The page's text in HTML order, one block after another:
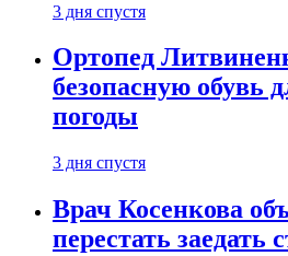
3 дня спустя
Ортопед
безопасную обувь
погоды
3 дня спустя
Врач Косенкова
перестать заедать